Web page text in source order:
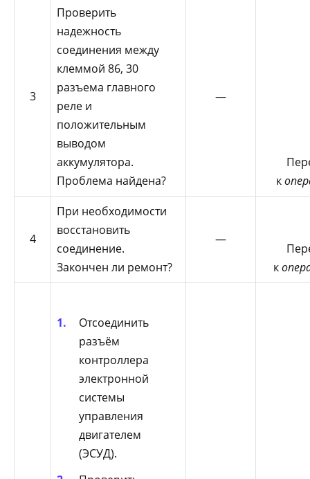
3
Проверить
надежность
соединения между
клеммой 86, 30
разъема главного
реле и
положительным
выводом
аккумулятора.
Проблема найдена?
—
к
4
При необходимости
восстановить
соединение.
Закончен ли ремонт?
—
к
Отсоединить
разъём
контроллера
электронной
системы
управления
двигателем
(ЭСУД).